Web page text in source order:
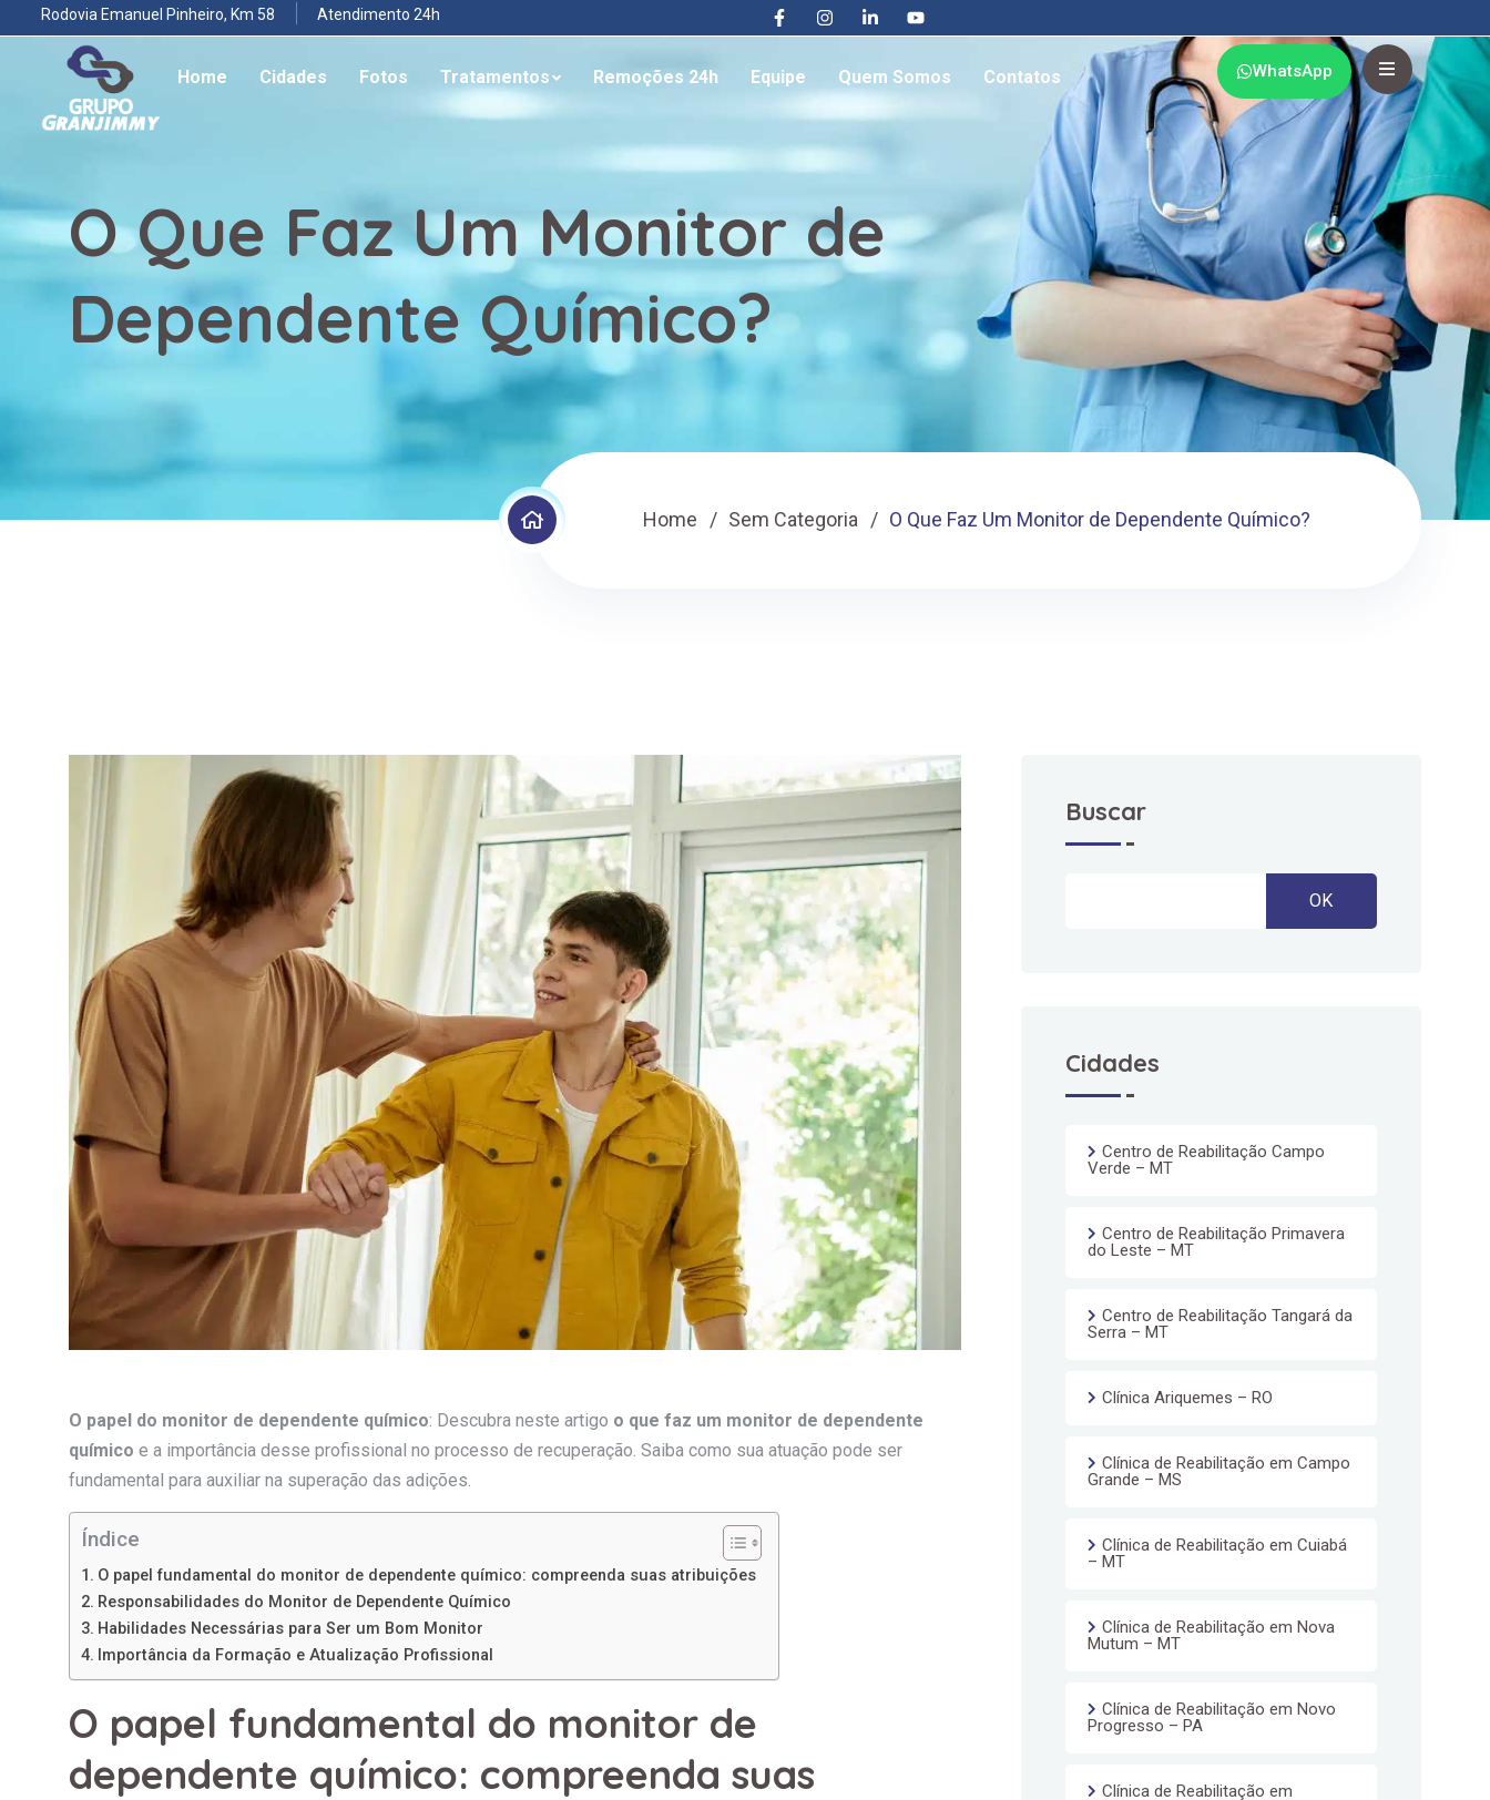
Rodovia Emanuel Pinheiro, Km 58 Atendimento 24h
Home Cidades Fotos Tratamentos Remoções 24h Equipe Quem Somos Contatos WhatsApp
O Que Faz Um Monitor de
Dependente Químico?
Home Sem Categoria O Que Faz Um Monitor de Dependente Químico?
O papel do monitor de dependente químico: Descubra neste artigo o que faz um monitor de dependente
químico e a importância desse profissional no processo de recuperação. Saiba como sua atuação pode ser
fundamental para auxiliar na superação das adições.
Índice
O papel fundamental do monitor de dependente químico: compreenda suas atribuições
Responsabilidades do Monitor de Dependente Químico
Habilidades Necessárias para Ser um Bom Monitor
Importância da Formação e Atualização Profissional
O papel fundamental do monitor de
dependente químico: compreenda suas
Buscar
OK
Cidades
Centro de Reabilitação Campo
Verde – MT
Centro de Reabilitação Primavera
do Leste – MT
Centro de Reabilitação Tangará da
Serra – MT
Clínica Ariquemes – RO
Clínica de Reabilitação em Campo
Grande – MS
Clínica de Reabilitação em Cuiabá
– MT
Clínica de Reabilitação em Nova
Mutum – MT
Clínica de Reabilitação em Novo
Progresso – PA
Clínica de Reabilitação em